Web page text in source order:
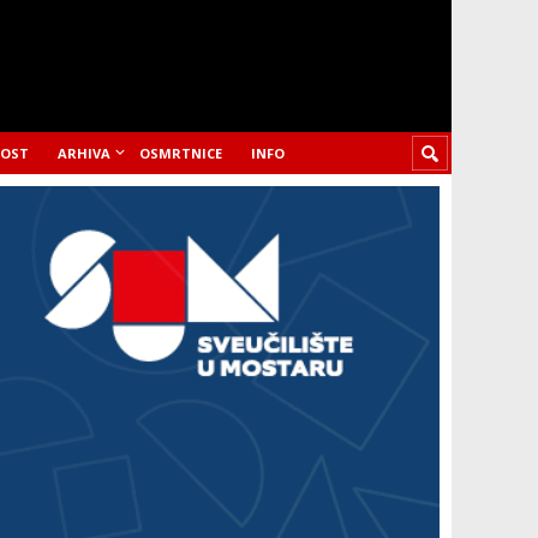
ARHIVA OSMRTNICE INFO